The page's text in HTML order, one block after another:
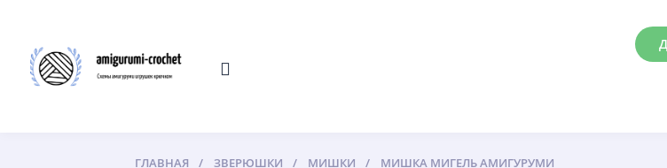
ГЛАВНАЯ ЗВЕРЮШКИ МИШКИ МИШКА МИГЕЛЬ АМИГУРУМИ